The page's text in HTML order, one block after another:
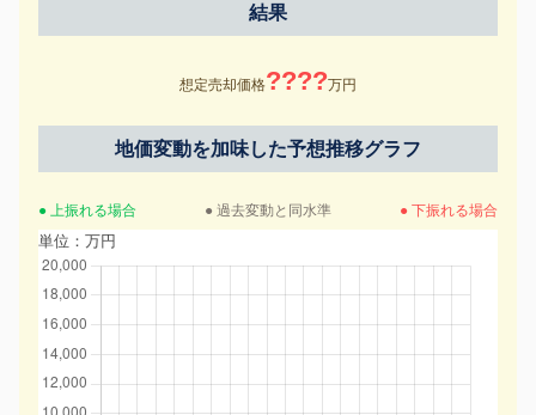
結果
想定売却価格????万円
地価変動を加味した予想推移グラフ
● 上振れる場合 ● 過去変動と同水準 ● 下振れる場合
単位：万円